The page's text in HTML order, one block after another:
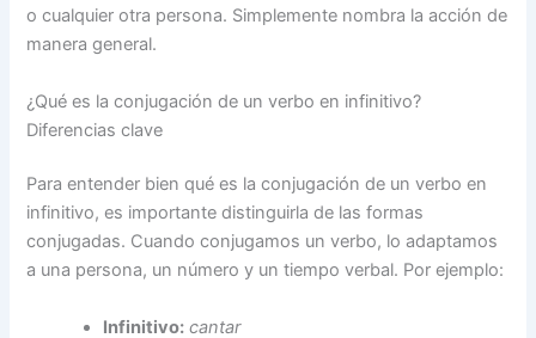
o cualquier otra persona. Simplemente nombra la acción de
manera general.
¿Qué es la conjugación de un verbo en infinitivo?
Diferencias clave
Para entender bien qué es la conjugación de un verbo en
infinitivo, es importante distinguirla de las formas
conjugadas. Cuando conjugamos un verbo, lo adaptamos
a una persona, un número y un tiempo verbal. Por ejemplo:
Infinitivo: cantar